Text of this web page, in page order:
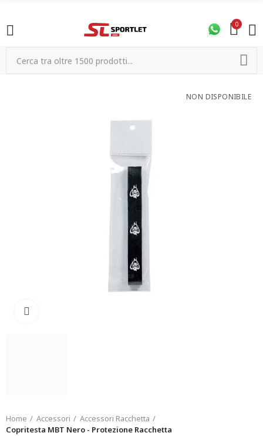
0
NON DISPONIBILE
Home Accessori
Accessori Racchetta
Copritesta MBT Nero - Protezione Racchetta